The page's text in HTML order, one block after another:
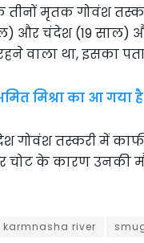
तीनों मृतक गोवंश
और चंदेश (19
वाला था, इसका पता
मिश्रा का आ गया है
गोवंश तस्करी में
चोट के कारण उनकी
karmnasha river